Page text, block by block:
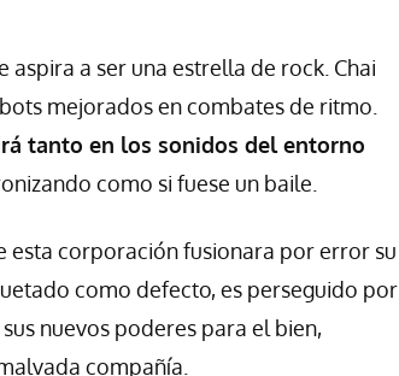
a ser una estrella de rock. Chai
mejorados en combates de ritmo.
tanto en los sonidos del entorno
como si fuese un baile.
esta corporación fusionara por error su
como defecto, es perseguido por
nuevos poderes para el bien,
compañía.